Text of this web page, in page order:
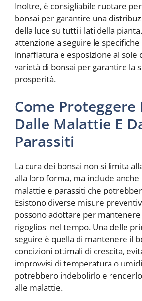
Inoltre, è consigliabile ruotare
bonsai per garantire una
della luce su tutti i lati della
attenzione a seguire le specifiche
innaffiatura e esposizione al sole
varietà di bonsai per garantire la
prosperità.
Come Proteggere
Dalle Malattie E
Parassiti
La cura dei bonsai non si limita
alla loro forma, ma include
malattie e parassiti che
Esistono diverse misure
possono adottare per mantenere
rigogliosi nel tempo. Una delle
seguire è quella di mantenere il
condizioni ottimali di crescita,
improvvisi di temperatura o
potrebbero indebolirlo e
alle malattie.